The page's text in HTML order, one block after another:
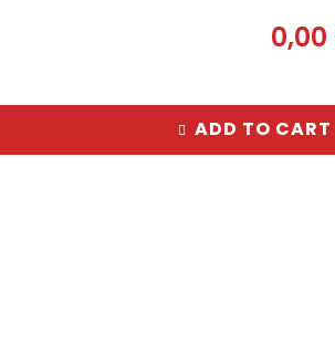
0,00
ADD TO CART